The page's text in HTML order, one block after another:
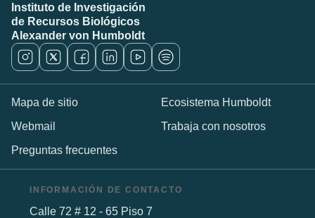
Instituto de Investigación
de Recursos Biológicos
Alexander von Humboldt
Mapa de sitio
Ecosistema Humboldt
Webmail
Trabaja con nosotros
Preguntas frecuentes
INFORMACIÓN DE CONTACTO
Calle 72 # 12 - 65 Piso 7